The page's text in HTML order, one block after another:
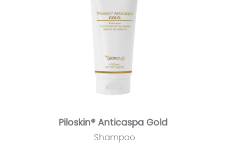
Piloskin® Anticaspa Gold
Shampoo